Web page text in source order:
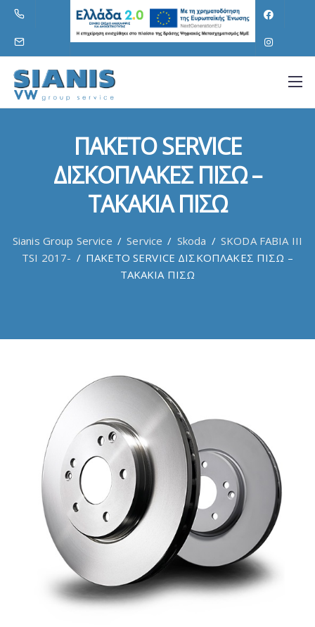
ΠΑΚΕΤΟ SERVICE
ΔΙΣΚΟΠΛΑΚΕΣ ΠΙΣΩ –
ΤΑΚΑΚΙΑ ΠΙΣΩ
Sianis Group Service / Service / Skoda / SKODA FABIA III
TSI 2017- / ΠΑΚΕΤΟ SERVICE ΔΙΣΚΟΠΛΑΚΕΣ ΠΙΣΩ –
ΤΑΚΑΚΙΑ ΠΙΣΩ